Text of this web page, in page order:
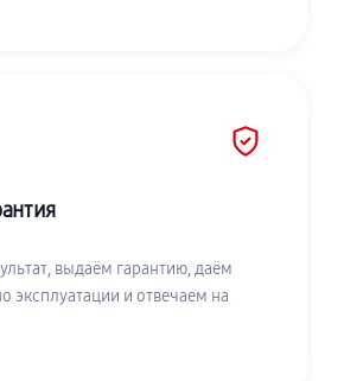
выдаём гарантию, даём
эксплуатации и отвечаем на